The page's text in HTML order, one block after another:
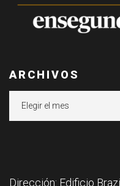
ARCHIVOS
Dirección: Edificio